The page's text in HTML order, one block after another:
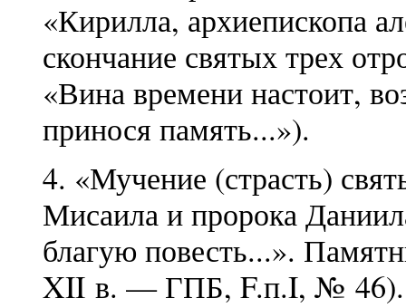
«Кирилла, архиепископа
скончание святых трех
«Вина времени настоит,
принося память...»).
4. «Мучение (страсть)
Мисаила и пророка
благую повесть...».
XII в. — ГПБ, F.п.I, № 46).